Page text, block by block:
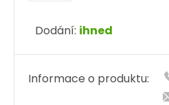
Dodání: ihned
Informace o produktu: